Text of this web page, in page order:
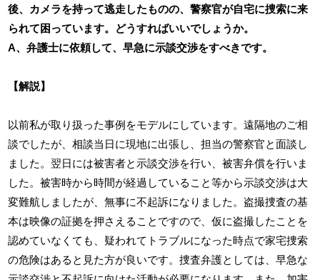
後、カメラを持って逃走したものの、警察官が自宅に捜索に来
られて困っています。どうすればいいでしょうか。
A、弁護士に依頼して、早急に示談交渉をすべきです。
【解説】
以前私が取り扱った事例をモデルにしています。遠隔地のご相
談でしたが、相談当日に現地に出張し、担当の警察官と面談し
ました。翌日には被害者と示談交渉を行い、被害弁償を行いま
した。被害時から時間が経過していること等から示談交渉は大
変難航しましたが、無事に不起訴になりました。盗撮捜査の基
本は映像の証拠を押さえることですので、仮に盗撮したことを
認めていなくても、疑われてトラブルになった時点で家宅捜索
の危険はあると見た方が良いです。捜査弁護としては、早急な